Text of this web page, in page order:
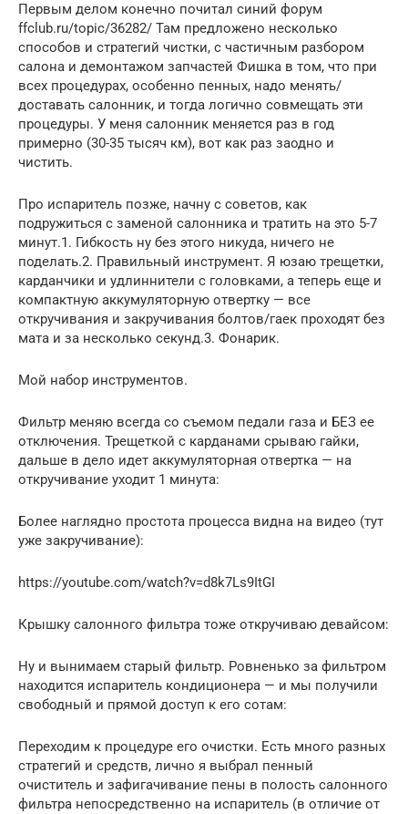
Первым делом конечно почитал синий форум
ffclub.ru/topic/36282/ Там предложено несколько
способов и стратегий чистки, с частичным разбором
салона и демонтажом запчастей Фишка в том, что при
всех процедурах, особенно пенных, надо менять/
доставать салонник, и тогда логично совмещать эти
процедуры. У меня салонник меняется раз в год
примерно (30-35 тысяч км), вот как раз заодно и
чистить.
Про испаритель позже, начну с советов, как
подружиться с заменой салонника и тратить на это 5-7
минут.1. Гибкость ну без этого никуда, ничего не
поделать.2. Правильный инструмент. Я юзаю трещетки,
карданчики и удлиннители с головками, а теперь еще и
компактную аккумуляторную отвертку — все
откручивания и закручивания болтов/гаек проходят без
мата и за несколько секунд.3. Фонарик.
Мой набор инструментов.
Фильтр меняю всегда со съемом педали газа и БЕЗ ее
отключения. Трещеткой с карданами срываю гайки,
дальше в дело идет аккумуляторная отвертка — на
откручивание уходит 1 минута:
Более наглядно простота процесса видна на видео (тут
уже закручивание):
https://youtube.com/watch?v=d8k7Ls9ItGI
Крышку салонного фильтра тоже откручиваю девайсом:
Ну и вынимаем старый фильтр. Ровненько за фильтром
находится испаритель кондиционера — и мы получили
свободный и прямой доступ к его сотам:
Переходим к процедуре его очистки. Есть много разных
стратегий и средств, лично я выбрал пенный
очиститель и зафигачивание пены в полость салонного
фильтра непосредственно на испаритель (в отличие от